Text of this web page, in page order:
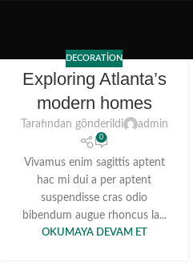
DECORATION
Exploring Atlanta’s
modern homes
Tarafından gönderildi admin
0
Vivamus enim sagittis aptent
hac mi dui a per aptent
suspendisse cras odio
bibendum augue rhoncus la...
OKUMAYA DEVAM ET